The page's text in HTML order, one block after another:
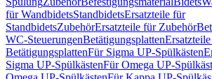
für WandbidetsStandbidetsErsatzteile für
StandbidetsZubehörErsatzteile für Zubehör
WC-SteuerungenBetätigungsplatten
BetätigungsplattenFür Sigma UP-Spülkästen
Sigma UP-SpülkästenFür Omega UP-